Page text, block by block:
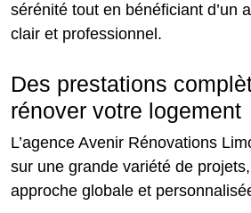
sérénité tout en bénéficiant d’un
clair et professionnel.
Des prestations
rénover votre logement
L’agence Avenir Rénovations
sur une grande variété de
approche globale et